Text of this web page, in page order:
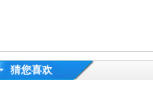
猜您喜欢